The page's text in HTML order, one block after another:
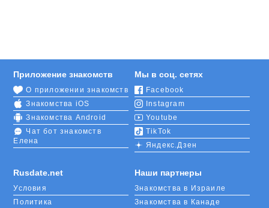
Rusdate.net
Условия
Политика
Приложение знакомств
О приложении знакомств
Знакомства iOS
Знакомства Android
Чат бот знакомств
Елена
Мы в соц. сетях
Facebook
Instagram
Youtube
TikTok
Яндекс.Дзен
Наши партнеры
Знакомства в Израиле
Знакомства в Канаде